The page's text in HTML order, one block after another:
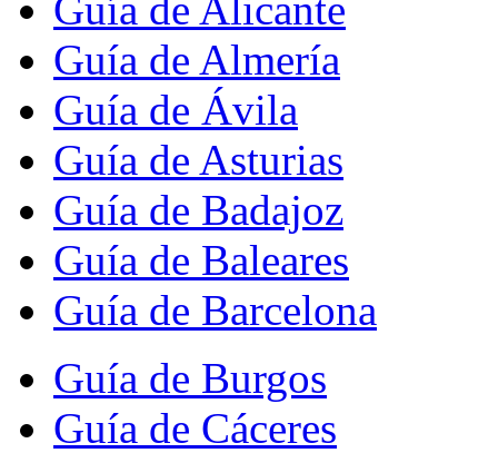
Guía de Almería
Guía de Ávila
Guía de Asturias
Guía de Badajoz
Guía de Baleares
Guía de Barcelona
Guía de Burgos
Guía de Cáceres